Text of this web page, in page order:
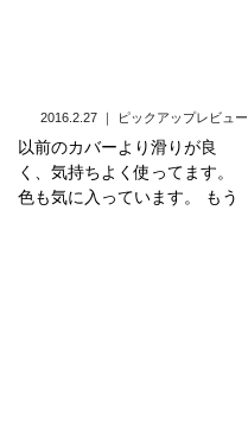
2016.2.27 ｜ ピックアップレビュー
以前のカバーより滑りが良
く、気持ちよく使ってます。
色も気に入っています。 もう